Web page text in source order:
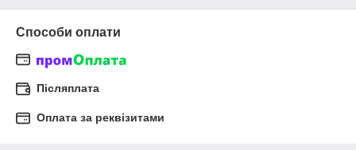
Способи оплати
Післяплата
Оплата за реквізитами